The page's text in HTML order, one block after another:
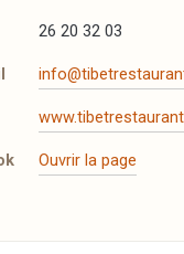
26 20 32 03
Ouvrir la page
une table